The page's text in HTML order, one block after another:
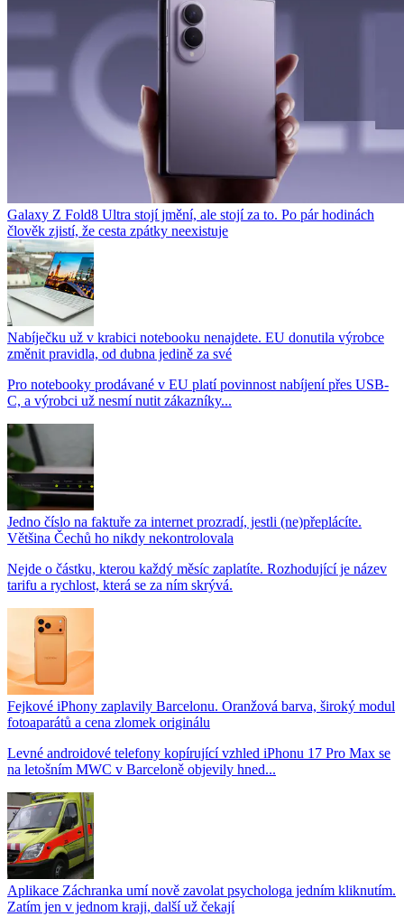
Galaxy Z Fold8 Ultra stojí jmění, ale stojí za to. Po pár hodinách
člověk zjistí, že cesta zpátky neexistuje
Nabíječku už v krabici notebooku nenajdete. EU donutila výrobce
změnit pravidla, od dubna jedině za své
Pro notebooky prodávané v EU platí povinnost nabíjení přes USB-
C, a výrobci už nesmí nutit zákazníky...
Jedno číslo na faktuře za internet prozradí, jestli (ne)přeplácíte.
Většina Čechů ho nikdy nekontrolovala
Nejde o částku, kterou každý měsíc zaplatíte. Rozhodující je název
tarifu a rychlost, která se za ním skrývá.
Fejkové iPhony zaplavily Barcelonu. Oranžová barva, široký modul
fotoaparátů a cena zlomek originálu
Levné androidové telefony kopírující vzhled iPhonu 17 Pro Max se
na letošním MWC v Barceloně objevily hned...
Aplikace Záchranka umí nově zavolat psychologa jedním kliknutím.
Zatím jen v jednom kraji, další už čekají